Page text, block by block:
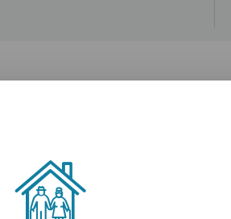
核派藥、量度生命表徵、協